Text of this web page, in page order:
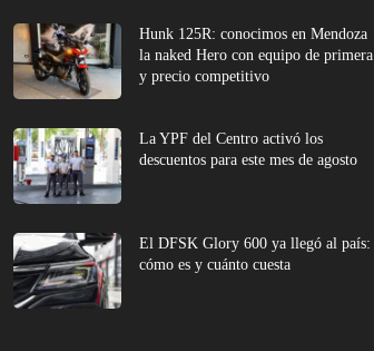
Hunk 125R: conocimos en Mendoza
la naked Hero con equipo de primera
y precio competitivo
La YPF del Centro activó los
descuentos para este mes de agosto
El DFSK Glory 600 ya llegó al país:
cómo es y cuánto cuesta